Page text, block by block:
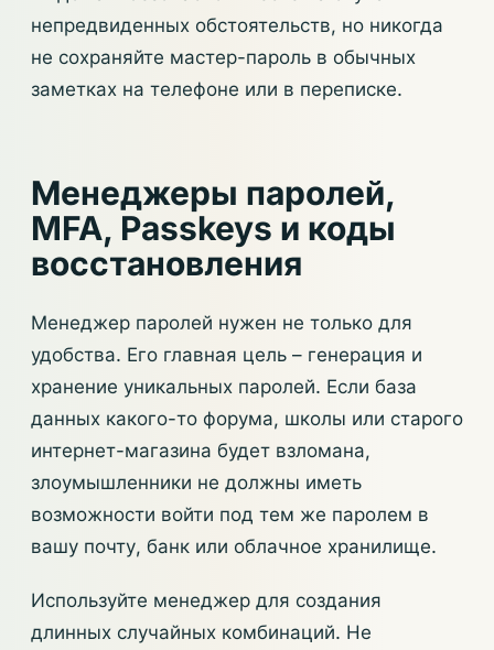
непредвиденных обстоятельств, но никогда
не сохраняйте мастер-пароль в обычных
заметках на телефоне или в переписке.
Менеджеры паролей,
MFA, Passkeys и коды
восстановления
Менеджер паролей нужен не только для
удобства. Его главная цель – генерация и
хранение уникальных паролей. Если база
данных какого-то форума, школы или старого
интернет-магазина будет взломана,
злоумышленники не должны иметь
возможности войти под тем же паролем в
вашу почту, банк или облачное хранилище.
Используйте менеджер для создания
длинных случайных комбинаций. Не